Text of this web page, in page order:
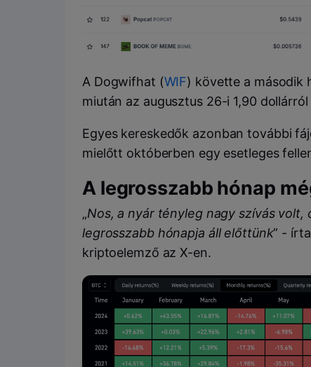
A Dogwifhat (WIF) követte a második
miután az augusztus 26-i 1,90 dollárról
Egyes kereskedők azonban további
mielőtt októberben egy esetleges
A legrosszabb hónap
„Nos, a nyár tényleg nagy szívás
legrosszabb hónapja áll előttünk” -
kriptoelemző az X-en.